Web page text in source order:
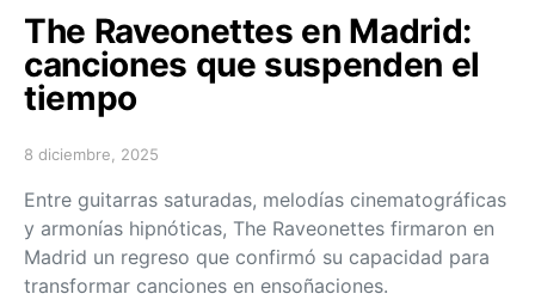
The Raveonettes en Madrid:
canciones que suspenden el
tiempo
Posted on
8 diciembre, 2025
Entre guitarras saturadas, melodías cinematográficas
y armonías hipnóticas, The Raveonettes firmaron en
Madrid un regreso que confirmó su capacidad para
transformar canciones en ensoñaciones.